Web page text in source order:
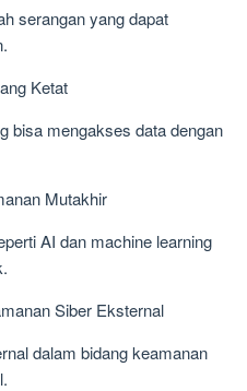
serangan yang dapat
Ketat
bisa mengakses data dengan
Mutakhir
AI dan machine learning
Siber Eksternal
dalam bidang keamanan